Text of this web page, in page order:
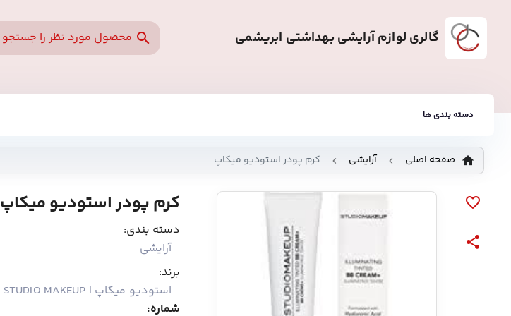
گالری لوازم آرایشی بهداشتی ابریشمی
دسته بندی ها
صفحه اصلی آرایشی کرم پودر استودیو میکاپ
کرم پودر استودیو میکاپ
دسته بندی:
آرایشی
برند:
استودیو میکاپ | STUDIO MAKEUP
شماره: